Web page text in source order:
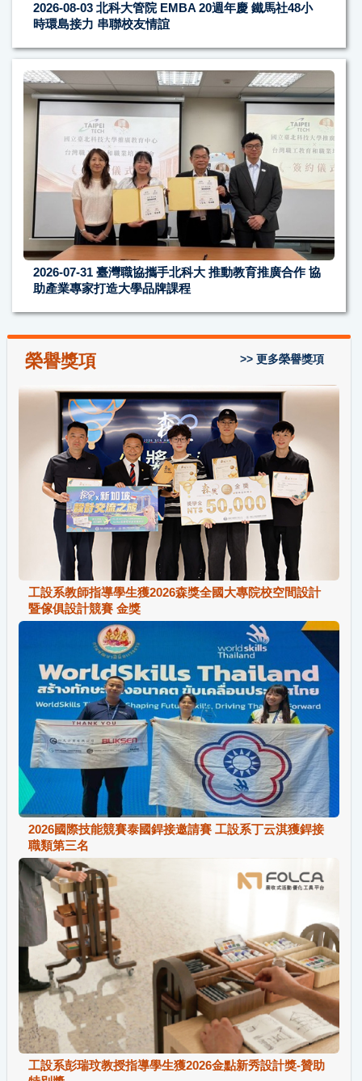
2026-08-03北科大管院 EMBA 20週年慶 鐵馬社48小
時環島接力 串聯校友情誼
2026-07-31臺灣職協攜手北科大 推動教育推廣合作 協
助產業專家打造大學品牌課程
榮譽獎項
工設系教師指導學生獲2026森獎全國大專院校空間設計
暨傢俱設計競賽 金獎
2026國際技能競賽泰國銲接邀請賽 工設系丁云淇獲銲接
職類第三名
工設系彭瑞玟教授指導學生獲2026金點新秀設計獎-贊助
>> 更多榮譽獎項